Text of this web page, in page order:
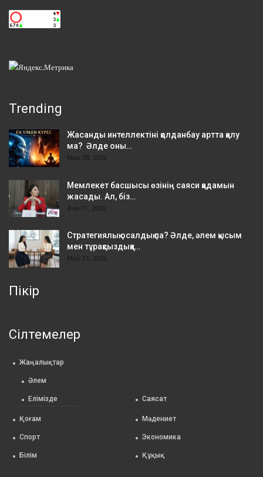
Trending
Жасанды интеллектіні қолданбау артта қалу
ма? Әлде оны…
Мар 28, 2026
Мемлекет басшысы өзінің саяси қадамын
жасады. Ал, біз…
Фев 11, 2026
Стратегиялық осалдық па? Әлде, әлем қысым
мен тұрақсыздыққа…
Мар 31, 2026
Пікір
Сілтемелер
Жаңалықтар
Әлем
Елімізде Саясат
Қоғам Мәдениет
Спорт Экономика
Білім Құқық